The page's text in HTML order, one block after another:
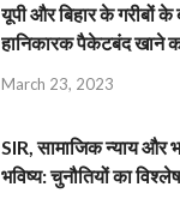
यूपी और बिहार के गरीबों के
हानिकारक पैकेटबंद खाने
March 23, 2023
SIR, सामाजिक न्याय और
भविष्य: चुनौतियों का